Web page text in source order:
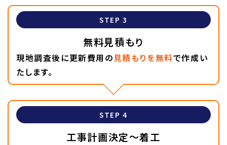
STEP 3
無料見積もり
現地調査後に更新費用の見積もりを無料で作成い
たします。
STEP 4
工事計画決定〜着工